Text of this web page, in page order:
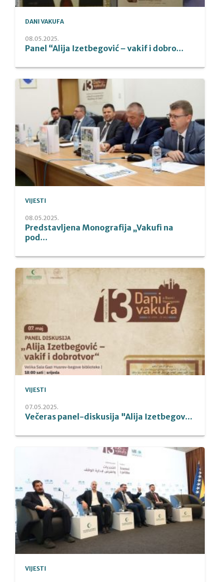
DANI VAKUFA
08.05.2025.
Panel “Alija Izetbegović – vakif i dobro...
VIJESTI
08.05.2025.
Predstavljena Monografija „Vakufi na
pod...
VIJESTI
07.05.2025.
Večeras panel-diskusija "Alija Izetbegov...
VIJESTI